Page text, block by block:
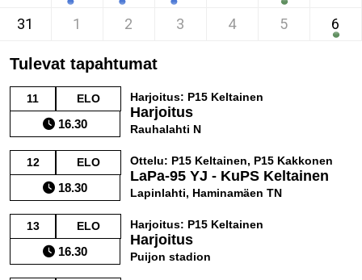
31
1 2 3 4 5 6
Tulevat tapahtumat
11 ELO
16.30
Harjoitus: P15 Keltainen
Harjoitus
Rauhalahti N
12 ELO
18.30
Ottelu: P15 Keltainen, P15 Kakkonen
LaPa-95 YJ - KuPS Keltainen
Lapinlahti, Haminamäen TN
13 ELO
16.30
Harjoitus: P15 Keltainen
Harjoitus
Puijon stadion